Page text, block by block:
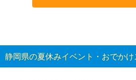
静岡県の夏休みイベント・おでか